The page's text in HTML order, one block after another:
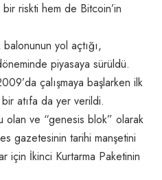
riskti hem de Bitcoin’in
yol açtığı,
piyasaya sürüldü.
çalışmaya başlarken ilk
atıfa da yer verildi.
olan ve “genesis blok” olarak
gazetesinin tarihi manşetini
için İkinci Kurtarma Paketinin